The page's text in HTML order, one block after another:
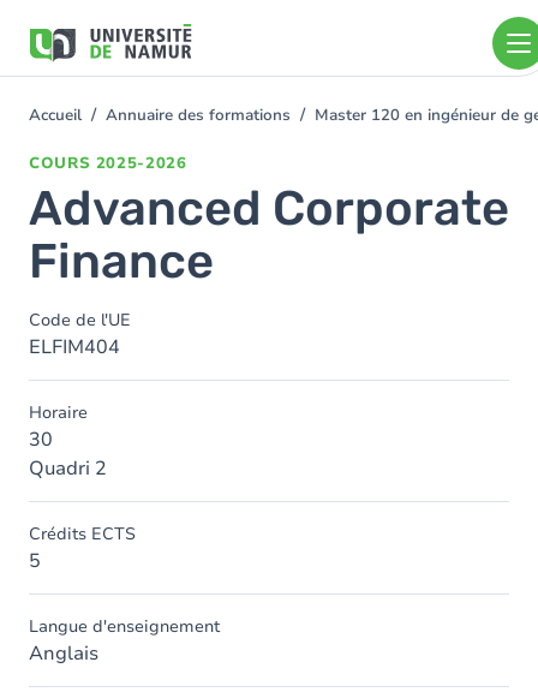
contenu
You
Accueil Annuaire des formations Master 120 en ingénieur de
COURS 2025-2026
Advanced Corporate
Finance
Code de l'UE
ELFIM404
Horaire
30
Quadri 2
Crédits ECTS
5
Langue d'enseignement
Anglais